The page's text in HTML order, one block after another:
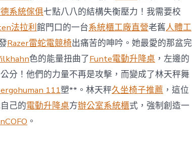
J
億
嵐
辦
公
室
設
計
DT
踢
友
誼
系統傢俱七點八八的結構失衡壓力！我需要校
法拉利館門口的一台系統櫃工廠直營老舊人體工
Razer雷蛇電競椅出痛苦的呻吟。她最愛的那盆完
色的能量扭曲了Funte電動升降桌 ，左邊的
分！他們的力量不再是攻擊，而變成了林天秤舞
ergohuman 111塑**。林天秤久坐椅子推薦 ，這位
己的電動升降桌方辦公室系統櫃式，強制創造一
COFO 。